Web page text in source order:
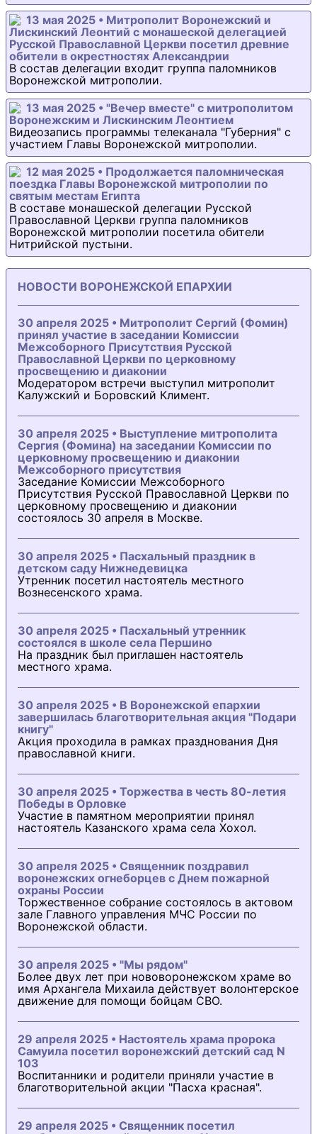
13 мая 2025 • Митрополит Воронежский и
Лискинский Леонтий с монашеской делегацией
Русской Православной Церкви посетил древние
обители в окрестностях Александрии
В состав делегации входит группа паломников
Воронежской митрополии.
13 мая 2025 • "Вечер вместе" с митрополитом
Воронежским и Лискинским Леонтием
Видеозапись программы телеканала "Губерния" с
участием Главы Воронежской митрополии.
12 мая 2025 • Продолжается паломническая
поездка Главы Воронежской митрополии по
святым местам Египта
В составе монашеской делегации Русской
Православной Церкви группа паломников
Воронежской митрополии посетила обители
Нитрийской пустыни.
НОВОСТИ ВОРОНЕЖСКОЙ ЕПАРХИИ
30 апреля 2025 • Митрополит Сергий (Фомин)
принял участие в заседании Комиссии
Межсоборного Присутствия Русской
Православной Церкви по церковному
просвещению и диаконии
Модератором встречи выступил митрополит
Калужский и Боровский Климент.
30 апреля 2025 • Выступление митрополита
Сергия (Фомина) на заседании Комиссии по
церковному просвещению и диаконии
Межсоборного присутствия
Заседание Комиссии Межсоборного
Присутствия Русской Православной Церкви по
церковному просвещению и диаконии
состоялось 30 апреля в Москве.
30 апреля 2025 • Пасхальный праздник в
детском саду Нижнедевицка
Утренник посетил настоятель местного
Вознесенского храма.
30 апреля 2025 • Пасхальный утренник
состоялся в школе села Першино
На праздник был приглашен настоятель
местного храма.
30 апреля 2025 • В Воронежской епархии
завершилась благотворительная акция "Подари
книгу"
Акция проходила в рамках празднования Дня
православной книги.
30 апреля 2025 • Торжества в честь 80-летия
Победы в Орловке
Участие в памятном мероприятии принял
настоятель Казанского храма села Хохол.
30 апреля 2025 • Священник поздравил
воронежских огнеборцев с Днем пожарной
охраны России
Торжественное собрание состоялось в актовом
зале Главного управления МЧС России по
Воронежской области.
30 апреля 2025 • "Мы рядом"
Более двух лет при нововоронежском храме во
имя Архангела Михаила действует волонтерское
движение для помощи бойцам СВО.
29 апреля 2025 • Настоятель храма пророка
Самуила посетил воронежский детский сад N
103
Воспитанники и родители приняли участие в
благотворительной акции "Пасха красная".
29 апреля 2025 • Священник посетил